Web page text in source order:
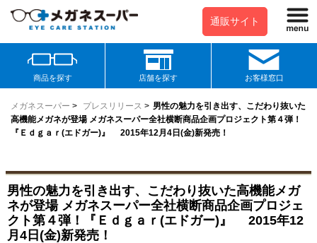
通販サイト
商品を探す 店舗を探す お客様窓口
メガネスーパー > プレスリリース > 男性の魅力を引き出す、こだわり抜いた
高機能メガネが登場 メガネスーパー全社横断商品企画プロジェクト第４弾！
『Ｅｄｇａｒ(エドガー)』 2015年12月4日(金)新発売！
男性の魅力を引き出す、こだわり抜いた高機能メガ
ネが登場 メガネスーパー全社横断商品企画プロジェ
クト第４弾！『Ｅｄｇａｒ(エドガー)』 2015年12
月4日(金)新発売！